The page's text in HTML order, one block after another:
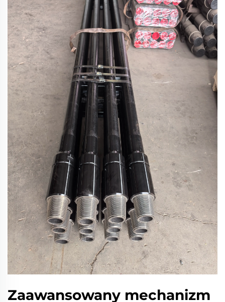
Zaawansowany mechanizm